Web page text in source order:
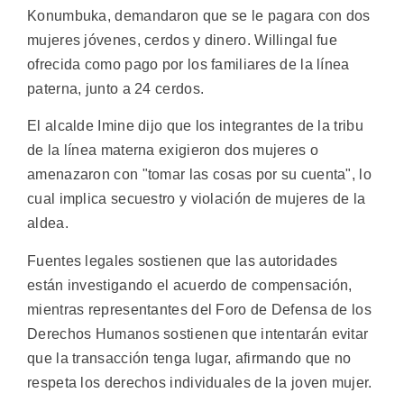
Konumbuka, demandaron que se le pagara con dos
mujeres jóvenes, cerdos y dinero. Willingal fue
ofrecida como pago por los familiares de la línea
paterna, junto a 24 cerdos.
El alcalde Imine dijo que los integrantes de la tribu
de la línea materna exigieron dos mujeres o
amenazaron con "tomar las cosas por su cuenta", lo
cual implica secuestro y violación de mujeres de la
aldea.
Fuentes legales sostienen que las autoridades
están investigando el acuerdo de compensación,
mientras representantes del Foro de Defensa de los
Derechos Humanos sostienen que intentarán evitar
que la transacción tenga lugar, afirmando que no
respeta los derechos individuales de la joven mujer.